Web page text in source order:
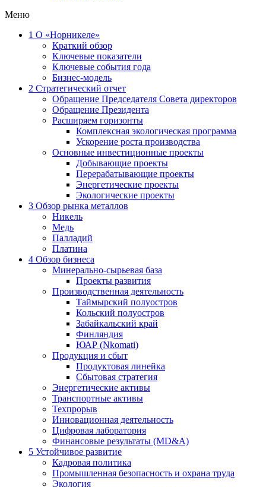
Меню
1 О «Норникеле»
Краткий обзор
Ключевые показатели
Ключевые события года
Бизнес-модель
2 Стратегический отчет
Обращение Председателя Совета директоров
Обращение Президента
Расширяем горизонты
Комплексная экологическая программа
Ускорение роста производства
Основные инвестиционные проекты
Добывающие проекты
Перерабатывающие проекты
Энергетические проекты
Экологические проекты
3 Обзор рынка металлов
Никель
Медь
Палладий
Платина
4 Обзор бизнеса
Минерально-сырьевая база
Проекты развития
Производственная деятельность
Таймырский полуостров
Кольский полуостров
Забайкальский край
Финляндия
ЮАР (Nkomati)
Продукция и сбыт
Продуктовая линейка
Сбытовая стратегия
Энергетические активы
Транспортные активы
Техпрорыв
Инновационная деятельность
Цифровая лаборатория
Финансовые результаты (MD&A)
5 Устойчивое развитие
Кадровая политика
Промышленная безопасность и охрана труда
Экология